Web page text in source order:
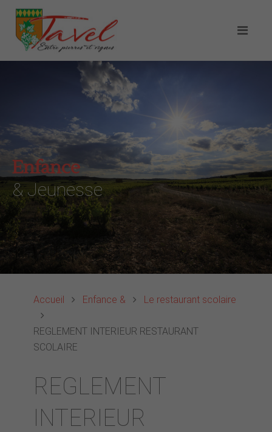
Enfance
& Jeunesse
Accueil Enfance & Le restaurant scolaire
REGLEMENT INTERIEUR RESTAURANT
SCOLAIRE
REGLEMENT
INTERIEUR